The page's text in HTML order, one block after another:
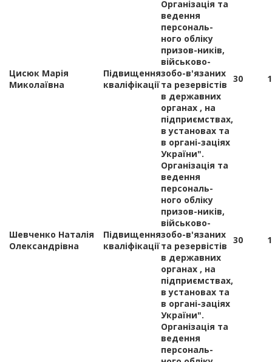
Цисюк Марія
Миколаївна
Підвищення
кваліфікації
Організація та
ведення
персональ-
ного обліку
призов-ників,
військово-
зобо-в'язаних
та резервістів
в державних
органах , на
підприємствах,
в установах та
в органі-заціях
України".
30 1
Шевченко Наталія
Олександрівна
Підвищення
кваліфікації
Організація та
ведення
персональ-
ного обліку
призов-ників,
військово-
зобо-в'язаних
та резервістів
в державних
органах , на
підприємствах,
в установах та
в органі-заціях
України".
30 1
Організація та
ведення
персональ-